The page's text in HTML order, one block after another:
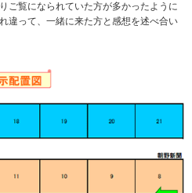
ご覧になられていた方が多かったように
違って、一緒に来た方と感想を述べ合い